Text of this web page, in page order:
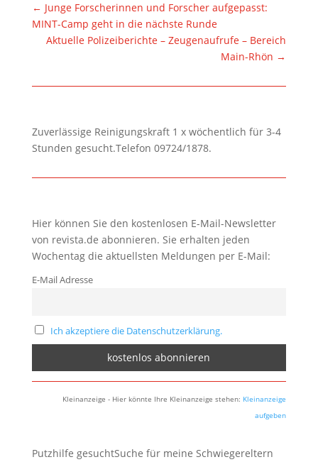
← Junge Forscherinnen und Forscher aufgepasst:
MINT-Camp geht in die nächste Runde
Aktuelle Polizeiberichte – Zeugenaufrufe – Bereich
Main-Rhön →
Zuverlässige Reinigungskraft 1 x wöchentlich für 3-4
Stunden gesucht.Telefon 09724/1878.
Hier können Sie den kostenlosen E-Mail-Newsletter
von revista.de abonnieren. Sie erhalten jeden
Wochentag die aktuellsten Meldungen per E-Mail:
E-Mail Adresse
Ich akzeptiere die Datenschutzerklärung.
Kleinanzeige - Hier könnte Ihre Kleinanzeige stehen: Kleinanzeige
aufgeben
Putzhilfe gesuchtSuche für meine Schwiegereltern